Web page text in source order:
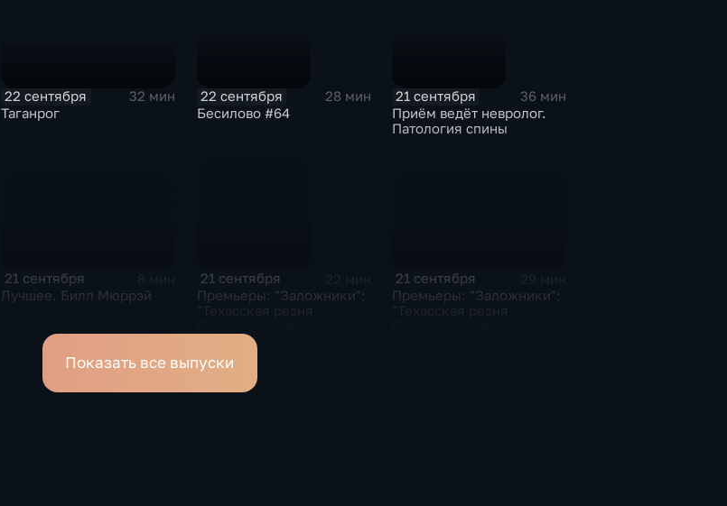
22 сентября
32 мин
Таганрог
22 сентября
28 мин
Бесилово #64
21 сентября
36 мин
Приём ведёт невролог.
Патология спины
21 сентября
Лучшее. Билл Мюррэй
21 сентября
Премьеры: "Заложники";
лицо"; "Kingsman:
Золотое кольцо"
21 сентября
Премьеры: "Заложники";
Показать все выпуски